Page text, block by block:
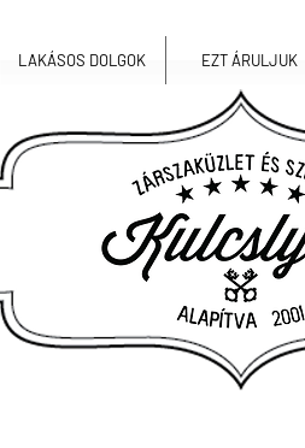
LAKÁSOS DOLGOK EZT ÁRULJUK